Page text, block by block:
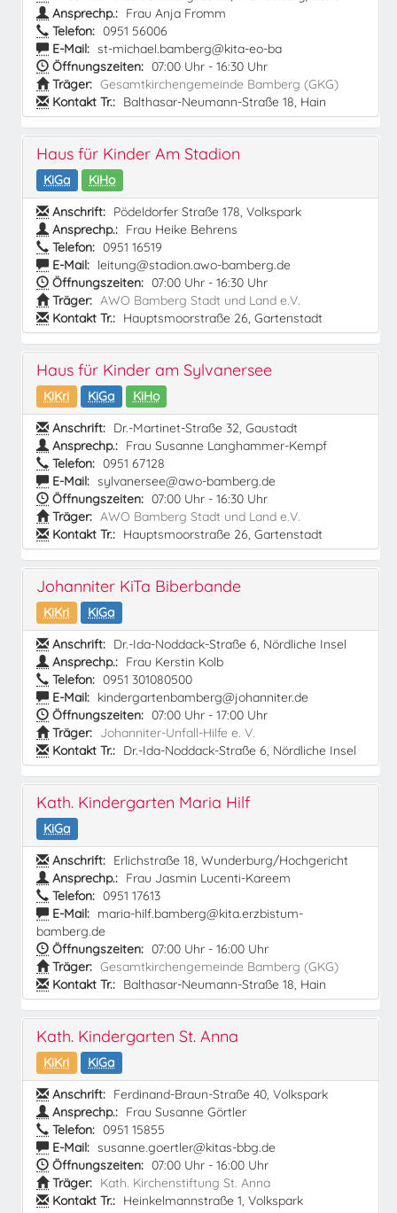
Ansprechp.: Frau Anja Fromm
Telefon: 0951 56006
E-Mail: st-michael.bamberg@kita-eo-ba
Öffnungszeiten: 07:00 Uhr - 16:30 Uhr
Träger: Gesamtkirchengemeinde Bamberg (GKG)
Kontakt Tr.: Balthasar-Neumann-Straße 18, Hain
Haus für Kinder Am Stadion
KiGa
KiHo
Anschrift: Pödeldorfer Straße 178, Volkspark
Ansprechp.: Frau Heike Behrens
Telefon: 0951 16519
E-Mail: leitung@stadion.awo-bamberg.de
Öffnungszeiten: 07:00 Uhr - 16:30 Uhr
Träger: AWO Bamberg Stadt und Land e.V.
Kontakt Tr.: Hauptsmoorstraße 26, Gartenstadt
Haus für Kinder am Sylvanersee
KiKri KiGa
KiHo
Anschrift: Dr.-Martinet-Straße 32, Gaustadt
Ansprechp.: Frau Susanne Langhammer-Kempf
Telefon: 0951 67128
E-Mail: sylvanersee@awo-bamberg.de
Öffnungszeiten: 07:00 Uhr - 16:30 Uhr
Träger: AWO Bamberg Stadt und Land e.V.
Kontakt Tr.: Hauptsmoorstraße 26, Gartenstadt
Johanniter KiTa Biberbande
KiKri
KiGa
Anschrift: Dr.-Ida-Noddack-Straße 6, Nördliche Insel
Ansprechp.: Frau Kerstin Kolb
Telefon: 0951 301080500
E-Mail: kindergartenbamberg@johanniter.de
Öffnungszeiten: 07:00 Uhr - 17:00 Uhr
Träger: Johanniter-Unfall-Hilfe e. V.
Kontakt Tr.: Dr.-Ida-Noddack-Straße 6, Nördliche Insel
Kath. Kindergarten Maria Hilf
KiGa
Anschrift: Erlichstraße 18, Wunderburg/Hochgericht
Ansprechp.: Frau Jasmin Lucenti-Kareem
Telefon: 0951 17613
E-Mail: maria-hilf.bamberg@kita.erzbistum-
bamberg.de
Öffnungszeiten: 07:00 Uhr - 16:00 Uhr
Träger: Gesamtkirchengemeinde Bamberg (GKG)
Kontakt Tr.: Balthasar-Neumann-Straße 18, Hain
Kath. Kindergarten St. Anna
KiKri
KiGa
Anschrift: Ferdinand-Braun-Straße 40, Volkspark
Ansprechp.: Frau Susanne Görtler
Telefon: 0951 15855
E-Mail: susanne.goertler@kitas-bbg.de
Öffnungszeiten: 07:00 Uhr - 16:00 Uhr
Träger: Kath. Kirchenstiftung St. Anna
Kontakt Tr.: Heinkelmannstraße 1, Volkspark